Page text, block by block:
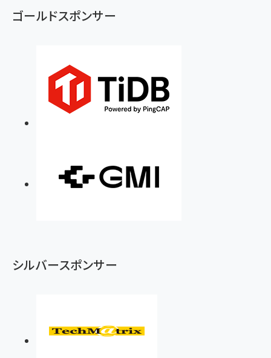
ず
ゴールドスポンサー
シルバースポンサー